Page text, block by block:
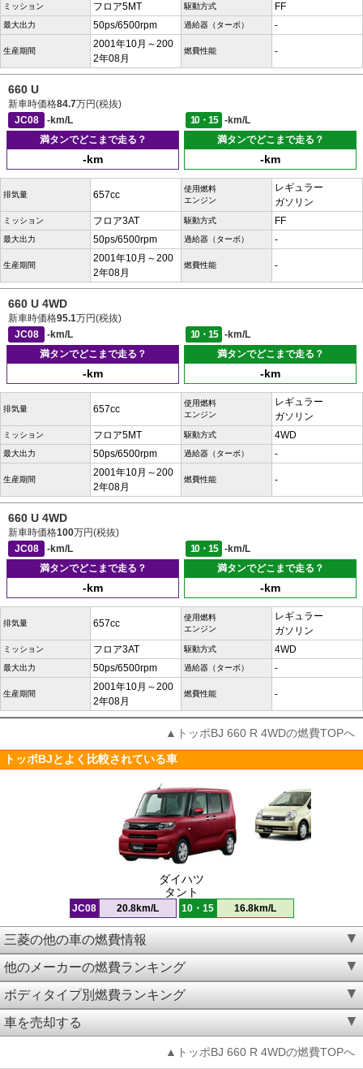
ミッション フロア5MT 駆動方式 FF
最大出力 50ps/6500rpm 過給器（ターボ） -
生産期間
2001年10月～200
2年08月
燃費性能 -
660 U
新車時価格84.7万円(税抜)
JC08
-km/L 10・15
-km/L
満タンでどこまで走る？
-km
満タンでどこまで走る？
-km
排気量 657cc
使用燃料
エンジン
レギュラー
ガソリン
ミッション フロア3AT 駆動方式 FF
最大出力 50ps/6500rpm 過給器（ターボ） -
生産期間
2001年10月～200
2年08月
燃費性能 -
660 U 4WD
新車時価格95.1万円(税抜)
JC08
-km/L 10・15
-km/L
満タンでどこまで走る？
-km
満タンでどこまで走る？
-km
排気量 657cc
使用燃料
エンジン
レギュラー
ガソリン
ミッション フロア5MT 駆動方式 4WD
最大出力 50ps/6500rpm 過給器（ターボ） -
生産期間
2001年10月～200
2年08月
燃費性能 -
660 U 4WD
新車時価格100万円(税抜)
JC08
-km/L 10・15
-km/L
満タンでどこまで走る？
-km
満タンでどこまで走る？
-km
排気量 657cc
使用燃料
エンジン
レギュラー
ガソリン
ミッション フロア3AT 駆動方式 4WD
最大出力 50ps/6500rpm 過給器（ターボ） -
生産期間
2001年10月～200
2年08月
燃費性能 -
▲トッポBJ 660 R 4WDの燃費TOPへ
トッポBJとよく比較されている車
ダイハツ
タント
JC08 20.8km/L 10・15 16.8km/L
三菱の他の車の燃費情報
他のメーカーの燃費ランキング
ボディタイプ別燃費ランキング
車を売却する
▲トッポBJ 660 R 4WDの燃費TOPへ